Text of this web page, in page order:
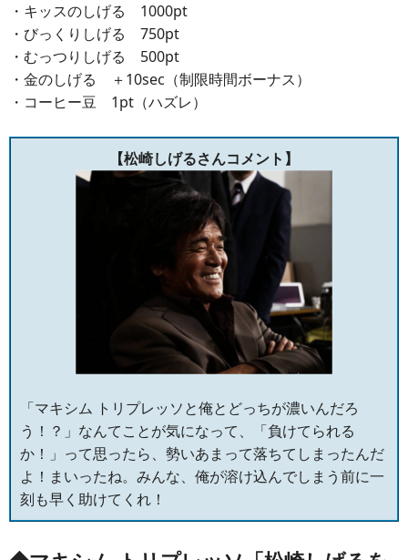
・キッスのしげる 1000pt
・びっくりしげる 750pt
・むっつりしげる 500pt
・金のしげる ＋10sec（制限時間ボーナス）
・コーヒー豆 1pt（ハズレ）
【松崎しげるさんコメント】
「マキシム トリプレッソと俺とどっちが濃いんだろ
う！？」なんてことが気になって、「負けてられる
か！」って思ったら、勢いあまって落ちてしまったんだ
よ！まいったね。みんな、俺が溶け込んでしまう前に一
刻も早く助けてくれ！